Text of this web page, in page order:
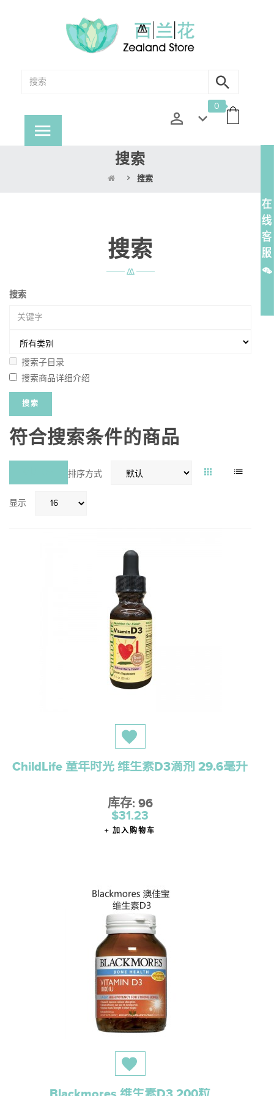
0
搜索
搜索
搜索
搜索
搜索子目录
搜索商品详细介绍
符合搜索条件的商品
排序方式
显示
ChildLife 童年时光 维生素D3滴剂 29.6毫升
库存: 96
$31.23
加入购物车